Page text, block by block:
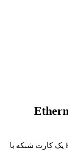
کارت شبکه HP Ethernet 560SFP+ 665249-B21 یک کارت شبکه با